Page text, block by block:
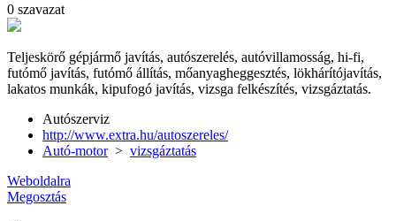
0 szavazat
Teljeskörő gépjármő javítás, autószerelés, autóvillamosság, hi-fi,
futómő javítás, futómő állítás, mőanyagheggesztés, lökhárítójavítás,
lakatos munkák, kipufogó javítás, vizsga felkészítés, vizsgáztatás.
Autószerviz
http://www.extra.hu/autoszereles/
Autó-motor> vizsgáztatás
Weboldalra
Megosztás